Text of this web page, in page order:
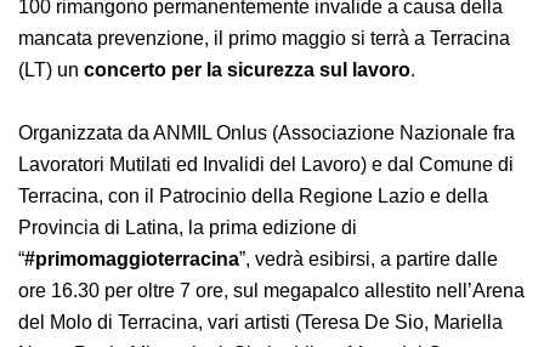
oltre 100 rimangono permanentemente invalide a
causa della mancata prevenzione, il primo maggio si
terrà a Terracina (LT) unconcerto per la sicurezza sul
Organizzata da ANMIL Onlus (Associazione Nazionale
fra Lavoratori Mutilati ed Invalidi del Lavoro) e dal
Comune di Terracina, con il Patrocinio della Regione
Lazio e della Provincia di Latina, la prima edizione di
“#primomaggioterracina ”, vedrà esibirsi, a partire
dalle ore 16.30 per oltre 7 ore, sul megapalco allestito